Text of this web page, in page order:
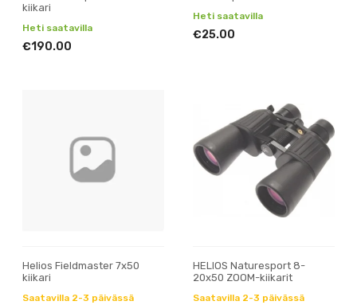
kiikari
Heti saatavilla
€190.00
Heti saatavilla
€25.00
Helios Fieldmaster 7x50
kiikari
Saatavilla 2-3 päivässä
HELIOS Naturesport 8-
20x50 ZOOM-kiikarit
Saatavilla 2-3 päivässä